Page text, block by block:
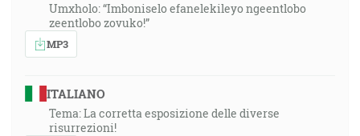
Umxholo: “Imboniselo efanelekileyo ngeentlobo
zeentlobo zovuko!”
MP3
ITALIANO
Tema: La corretta esposizione delle diverse
risurrezioni!